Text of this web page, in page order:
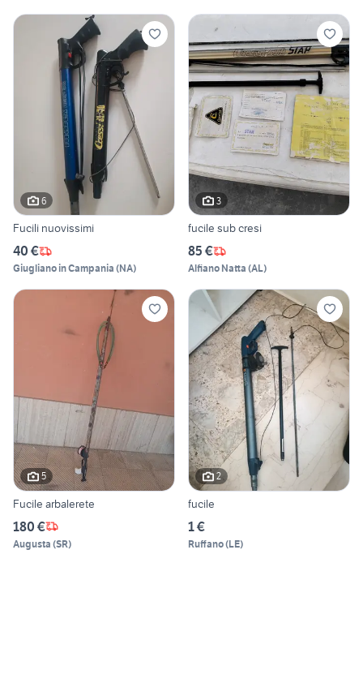
6
Fucili nuovissimi
40 €
Giugliano in Campania (NA)
3
fucile sub cresi
85 €
Alfiano Natta (AL)
5
Fucile arbalerete
180 €
Augusta (SR)
2
fucile
1 €
Ruffano(LE)